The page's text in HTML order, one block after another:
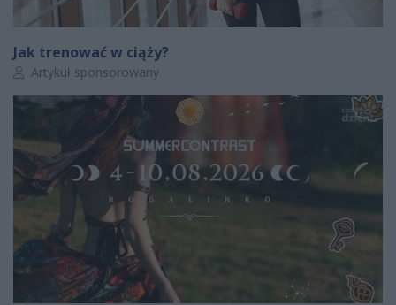
Jak trenować w ciąży?
Autor artykułu:
Artykuł sponsorowany